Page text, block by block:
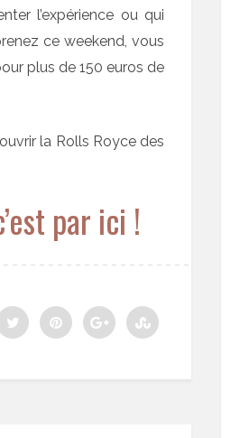
l’expérience ou qui
ce weekend, vous
plus de 150 euros de
la Rolls Royce des
par ici !